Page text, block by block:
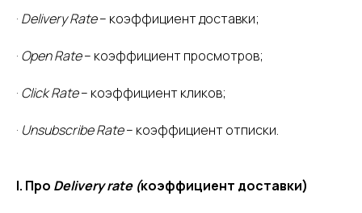
· Delivery Rate– коэффициент доставки;
· Open Rate– коэффициент просмотров;
· Click Rate– коэффициент кликов;
· Unsubscribe Rate– коэффициент отписки.
I. Про Delivery rate(коэффициент доставки)